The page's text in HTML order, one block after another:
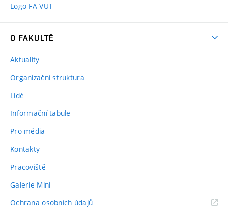
Logo FA VUT
O FAKULTĚ
Aktuality
Organizační struktura
Lidé
Informační tabule
Pro média
Kontakty
Pracoviště
Galerie Mini
Ochrana osobních údajů